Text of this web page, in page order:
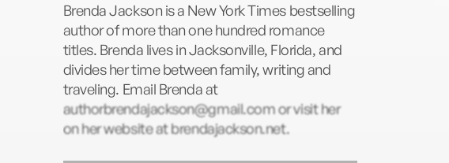
Brenda Jackson is a New York Times bestselling
author of more than one hundred romance
titles. Brenda lives in Jacksonville, Florida, and
divides her time between family, writing and
traveling. Email Brenda at
authorbrendajackson@gmail.comor visit her
on her website at brendajackson.net.